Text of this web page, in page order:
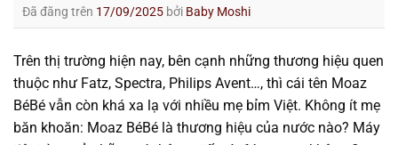
Đã đăng trên 17/09/2025 bởi Baby Moshi
Trên thị trường hiện nay, bên cạnh những thương hiệu quen
thuộc như Fatz, Spectra, Philips Avent…, thì cái tên Moaz
BéBé vẫn còn khá xa lạ với nhiều mẹ bỉm Việt. Không ít mẹ
băn khoăn: Moaz BéBé là thương hiệu của nước nào? Máy